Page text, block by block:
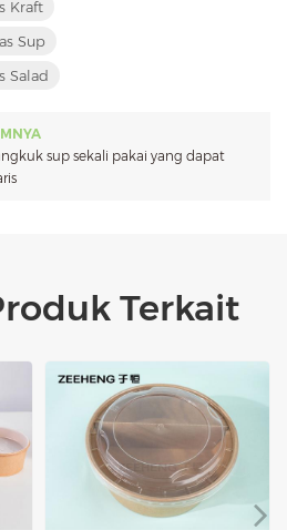
Kraft
Sup
Salad
sup sekali pakai yang dapat
Terkait